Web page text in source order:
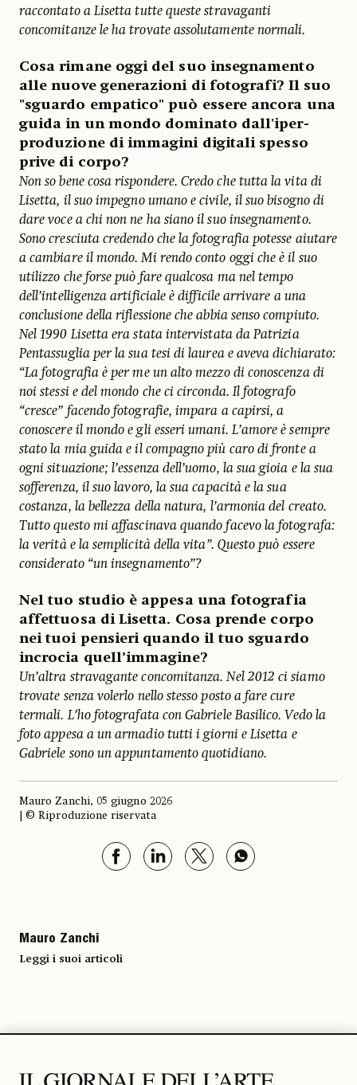
raccontato a Lisetta tutte queste stravaganti
concomitanze le ha trovate assolutamente normali.
Cosa rimane oggi del suo insegnamento
alle nuove generazioni di fotografi? Il suo
"sguardo empatico" può essere ancora una
guida in un mondo dominato dall'iper-
produzione di immagini digitali spesso
prive di corpo?
Non so bene cosa rispondere. Credo che tutta la vita di
Lisetta, il suo impegno umano e civile, il suo bisogno di
dare voce a chi non ne ha siano il suo insegnamento.
Sono cresciuta credendo che la fotografia potesse aiutare
a cambiare il mondo. Mi rendo conto oggi che è il suo
utilizzo che forse può fare qualcosa ma nel tempo
dell’intelligenza artificiale è difficile arrivare a una
conclusione della riflessione che abbia senso compiuto.
Nel 1990 Lisetta era stata intervistata da Patrizia
Pentassuglia per la sua tesi di laurea e aveva dichiarato:
“La fotografia è per me un alto mezzo di conoscenza di
noi stessi e del mondo che ci circonda. Il fotografo
“cresce” facendo fotografie, impara a capirsi, a
conoscere il mondo e gli esseri umani. L’amore è sempre
stato la mia guida e il compagno più caro di fronte a
ogni situazione; l’essenza dell’uomo, la sua gioia e la sua
sofferenza, il suo lavoro, la sua capacità e la sua
costanza, la bellezza della natura, l’armonia del creato.
Tutto questo mi affascinava quando facevo la fotografa:
la verità e la semplicità della vita”. Questo può essere
considerato “un insegnamento”?
Nel tuo studio è appesa una fotografia
affettuosa di Lisetta. Cosa prende corpo
nei tuoi pensieri quando il tuo sguardo
incrocia quell’immagine?
Un’altra stravagante concomitanza. Nel 2012 ci siamo
trovate senza volerlo nello stesso posto a fare cure
termali. L’ho fotografata con Gabriele Basilico. Vedo la
foto appesa a un armadio tutti i giorni e Lisetta e
Gabriele sono un appuntamento quotidiano.
Mauro Zanchi, 05 giugno 2026
| © Riproduzione riservata
Mauro Zanchi
Leggi i suoi articoli